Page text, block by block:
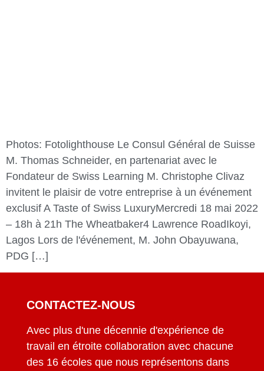
Photos: Fotolighthouse Le Consul Général de Suisse
M. Thomas Schneider, en partenariat avec le
Fondateur de Swiss Learning M. Christophe Clivaz
invitent le plaisir de votre entreprise à un événement
exclusif A Taste of Swiss LuxuryMercredi 18 mai 2022
– 18h à 21h The Wheatbaker4 Lawrence RoadIkoyi,
Lagos Lors de l'événement, M. John Obayuwana,
PDG […]
CONTACTEZ-NOUS
Avec plus d'une décennie d'expérience de
travail en étroite collaboration avec chacune
des 16 écoles que nous représentons dans